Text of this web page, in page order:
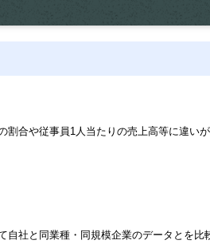
合や従事員1人当たりの売上高等に違いが
社と同業種・同規模企業のデータとを比